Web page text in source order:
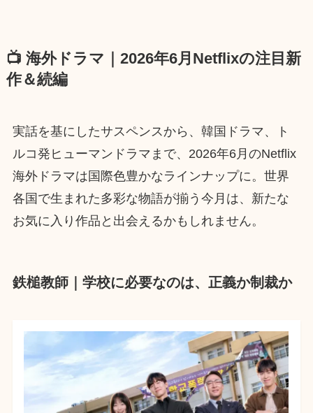
📺 海外ドラマ｜2026年6月Netflixの注目新
作＆続編
実話を基にしたサスペンスから、韓国ドラマ、ト
ルコ発ヒューマンドラマまで、2026年6月のNetflix
海外ドラマは国際色豊かなラインナップに。世界
各国で生まれた多彩な物語が揃う今月は、新たな
お気に入り作品と出会えるかもしれません。
鉄槌教師｜学校に必要なのは、正義か制裁か